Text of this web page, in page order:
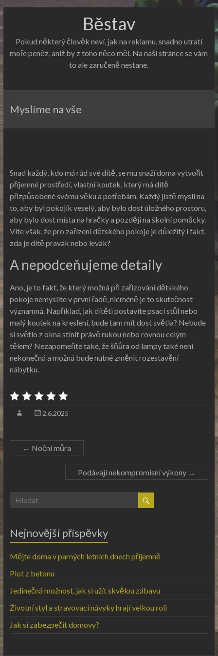
Běstav
Pokud některý člověk neví, jak na reklamu, snadno utratí
moře peněz, aniž by z toho něco měl. Na naší stránce se vám
to ale zaručeně nestane.
Myslíme na vše
Snad každý, kdo má rád své dítě, se mu snaží doma vytvořit
příjemné prostředí, vlastní koutek, který má dítě
přizpůsobené svému věku a potřebám. Každý jistě myslí na
to, aby byl pokojík veselý, aby bylo dost úložného prostoru,
aby bylo dost místa na hračky a později na školní pomůcky.
Víte však, že pro zařízenídětského pokojeje důležitý i fakt,
zda je dítě pravák nebo levák?
A nepodceňujeme detaily
Ano, je to fakt, že který možná při zařizování dětského
pokoje nemyslíte v první řadě, nicméně je to skutečnost
významná. Například, jak dítěti postavíte psací stůl nebo
malý koutek na kreslení, bude tam mít dost světla? Nebude
si světlo z okna stínit právě rukou nebo rovnou celým
tělem? Nezapomeňte také, že šňůra od lampy také není
nekonečná a možná bude nutné změnit rozestavění
nábytku.
2.6.2025
← Noční můra
Podávají nekompromisní výkony →
Nejnovější příspěvky
Mějte doma v parných letních dnech příjemně
Plot z betonu
Jedinečná možnost, jak si užít skvělou zábavu
Životní styl a stravovací návyky hrají velkou roli
Jak si zabezpečit domovy?